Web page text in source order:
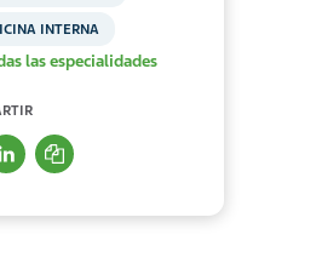
INTERNA
las especialidades